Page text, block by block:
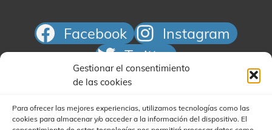
Gestionar el consentimiento
de las cookies
Para ofrecer las mejores experiencias, utilizamos tecnologías como las
cookies para almacenar y/o acceder a la información del dispositivo. El
Facebook
Instagram
Twitter
Correo electrónico